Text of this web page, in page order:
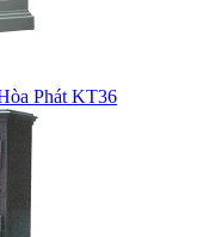
Phát KT36